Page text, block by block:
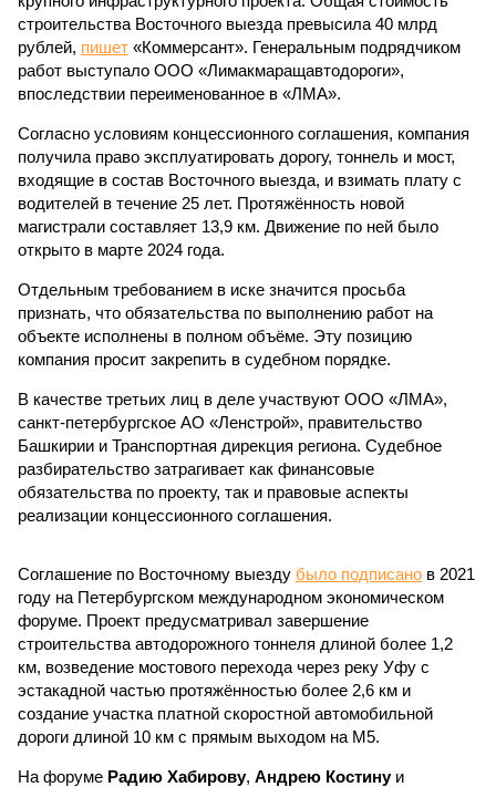
строительства Восточного выезда превысила 40 млрд
рублей, пишет «Коммерсант». Генеральным подрядчиком
работ выступало ООО «Лимакмаращавтодороги»,
впоследствии переименованное в «ЛМА».
Согласно условиям концессионного соглашения, компания
получила право эксплуатировать дорогу, тоннель и мост,
входящие в состав Восточного выезда, и взимать плату с
водителей в течение 25 лет. Протяжённость новой
магистрали составляет 13,9 км. Движение по ней было
открыто в марте 2024 года.
Отдельным требованием в иске значится просьба
признать, что обязательства по выполнению работ на
объекте исполнены в полном объёме. Эту позицию
компания просит закрепить в судебном порядке.
В качестве третьих лиц в деле участвуют ООО «ЛМА»,
санкт-петербургское АО «Ленстрой», правительство
Башкирии и Транспортная дирекция региона. Судебное
разбирательство затрагивает как финансовые
обязательства по проекту, так и правовые аспекты
реализации концессионного соглашения.
Соглашение по Восточному выезду было подписано в 2021
году на Петербургском международном экономическом
форуме. Проект предусматривал завершение
строительства автодорожного тоннеля длиной более 1,2
км, возведение мостового перехода через реку Уфу с
эстакадной частью протяжённостью более 2,6 км и
создание участка платной скоростной автомобильной
дороги длиной 10 км с прямым выходом на М5.
На форуме Радию Хабирову, Андрею Костинуи